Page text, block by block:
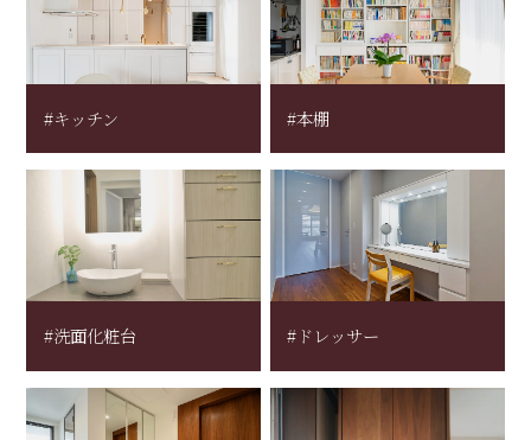
#キッチン #本棚
#洗面化粧台 #ドレッサー